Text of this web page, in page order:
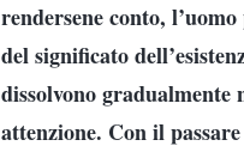
rendersene conto,
del significato
dissolvono
attenzione. Con il